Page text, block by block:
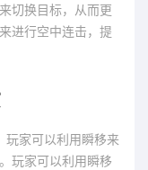
切换目标，从而更
进行空中连击，提
玩家可以利用瞬移来
玩家可以利用瞬移